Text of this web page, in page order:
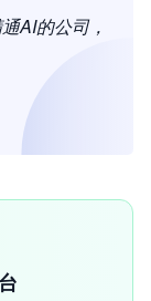
AI的公司，